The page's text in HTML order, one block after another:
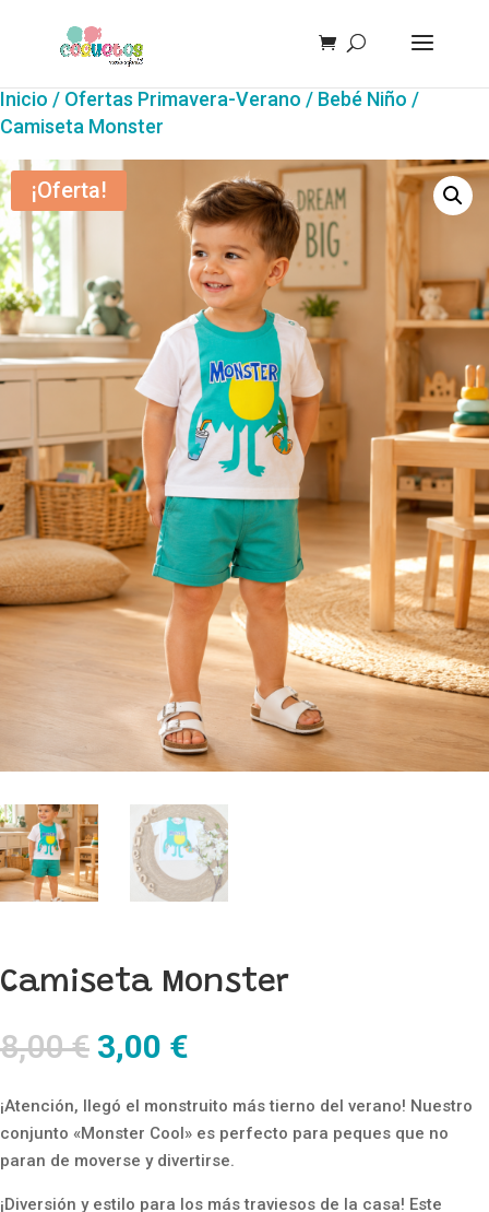
Inicio / Ofertas Primavera-Verano / Bebé Niño /
Camiseta Monster
¡Oferta!
Camiseta Monster
8,00€ El
precio
original
era:
8,00 €.
3,00 €
actual
es:
3,00 €.
¡Atención, llegó el monstruito más tierno del verano! Nuestro
conjunto «Monster Cool» es perfecto para peques que no
paran de moverse y divertirse.
¡Diversión y estilo para los más traviesos de la casa! Este